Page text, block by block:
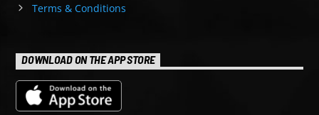
Terms & Conditions
DOWNLOAD ON THE APP STORE